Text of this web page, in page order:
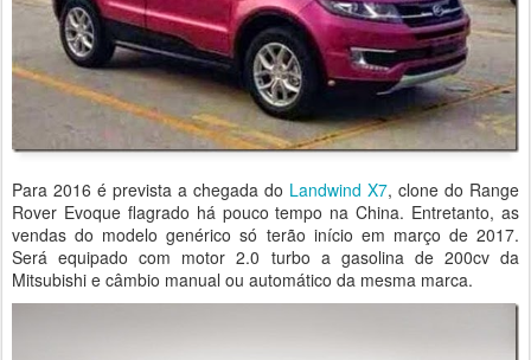
Para 2016 é prevista a chegada do Landwind X7, clone do Range
Rover Evoque flagrado há pouco tempo na China. Entretanto, as
vendas do modelo genérico só terão início em março de 2017.
Será equipado com motor 2.0 turbo a gasolina de 200cv da
Mitsubishi e câmbio manual ou automático da mesma marca.